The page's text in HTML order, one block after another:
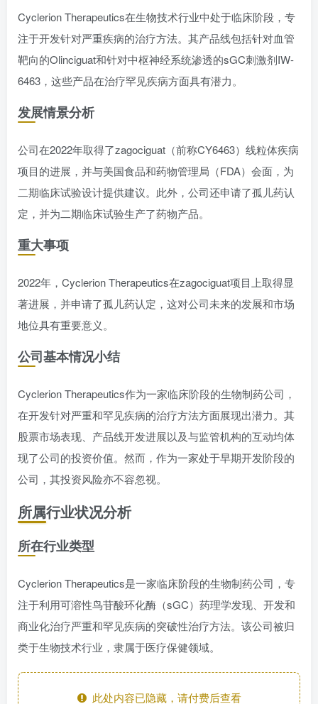
Cyclerion Therapeutics在生物技术行业中处于临床阶段，专
注于开发针对严重疾病的治疗方法。其产品线包括针对血管
靶向的Olinciguat和针对中枢神经系统渗透的sGC刺激剂IW-
6463，这些产品在治疗罕见疾病方面具有潜力。
发展情景分析
公司在2022年取得了zagociguat（前称CY6463）线粒体疾病
项目的进展，并与美国食品和药物管理局（FDA）会面，为
二期临床试验设计提供建议。此外，公司还申请了孤儿药认
定，并为二期临床试验生产了药物产品。
重大事项
2022年，Cyclerion Therapeutics在zagociguat项目上取得显
著进展，并申请了孤儿药认定，这对公司未来的发展和市场
地位具有重要意义。
公司基本情况小结
Cyclerion Therapeutics作为一家临床阶段的生物制药公司，
在开发针对严重和罕见疾病的治疗方法方面展现出潜力。其
股票市场表现、产品线开发进展以及与监管机构的互动均体
现了公司的投资价值。然而，作为一家处于早期开发阶段的
公司，其投资风险亦不容忽视。
所属行业状况分析
所在行业类型
Cyclerion Therapeutics是一家临床阶段的生物制药公司，专
注于利用可溶性鸟苷酸环化酶（sGC）药理学发现、开发和
商业化治疗严重和罕见疾病的突破性治疗方法。该公司被归
类于生物技术行业，隶属于医疗保健领域。
此处内容已隐藏，请付费后查看